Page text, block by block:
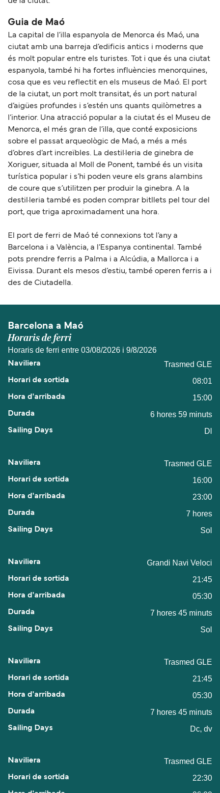
Guia de Maó
La capital de l’illa espanyola de Menorca és Maó, una
ciutat amb una barreja d’edificis antics i moderns que
és molt popular entre els turistes. Tot i que és una ciutat
espanyola, també hi ha fortes influències menorquines,
cosa que es veu reflectit en els museus de Maó. El port
de la ciutat, un port molt transitat, és un port natural
d’aigües profundes i s’estén uns quants quilòmetres a
l’interior. Una atracció popular a la ciutat és el Museu de
Menorca, el més gran de l’illa, que conté exposicions
sobre el passat arqueològic de Maó, a més a més
d’obres d’art increïbles. La destil·leria de ginebra de
Xoriguer, situada al Moll de Ponent, també és un visita
turística popular i s’hi poden veure els grans alambins
de coure que s’utilitzen per produir la ginebra. A la
destil·leria també es poden comprar bitllets pel tour del
port, que triga aproximadament una hora.
El port de ferri de Maó té connexions tot l’any a
Barcelona i a València, a l’Espanya continental. També
pots prendre ferris a Palma i a Alcúdia, a Mallorca i a
Eivissa. Durant els mesos d’estiu, també operen ferris a i
des de Ciutadella.
Barcelona a Maó
Horaris de ferri
Horaris de ferri entre 03/08/2026 i 9/8/2026
Trasmed GLE
08:01
15:00
6 hores 59 minuts
Dl
Trasmed GLE
16:00
23:00
7 hores
Sol
Grandi Navi Veloci
21:45
05:30
7 hores 45 minuts
Sol
Trasmed GLE
21:45
05:30
7 hores 45 minuts
Dc, dv
Trasmed GLE
22:30